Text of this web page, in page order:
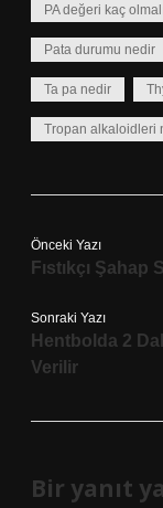
PA değeri kaç
Pata durumu nedir
Ta pa nedir
Tropan alkaloidleri
Önceki Yazı
Fıstıkçı Şahap
Sonraki Yazı
Hentbolda 2
Verilir
Bir yanıt